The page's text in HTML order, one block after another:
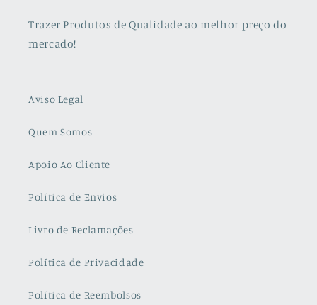
Trazer Produtos de Qualidade ao melhor preço do
mercado!
Aviso Legal
Quem Somos
Apoio Ao Cliente
Política de Envios
Livro de Reclamações
Política de Privacidade
Política de Reembolsos